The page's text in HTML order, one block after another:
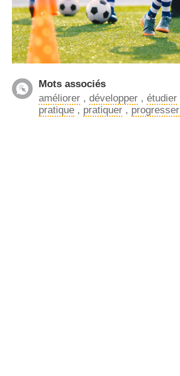
Mots associés
améliorer , développer , étudier
pratique , pratiquer , progresser